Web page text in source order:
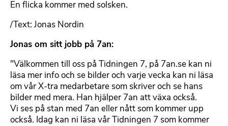
En flicka kommer med solsken.
/Text: Jonas Nordin
Jonas om sitt jobb på 7an:
"Välkommen till oss på Tidningen 7, på 7an.se kan ni
läsa mer info och se bilder och varje vecka kan ni läsa
om vår X-tra medarbetare som skriver och se hans
bilder med mera. Han hjälper 7an att växa också.
Vi ses på stan med 7an eller nått som kommer upp
också. Idag kan ni läsa vår Tidningen 7 som kommer